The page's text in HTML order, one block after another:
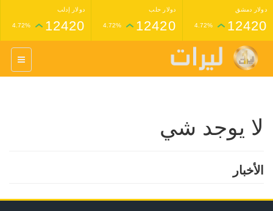
دولار دمشق
12420
4.72%
دولار حلب
12420
4.72%
دولار إدلب
12420
4.72%
غرام عيار 24 ذهب
1,398,000
4.33%
1,227,000
لا يوجد شي
الأخبار